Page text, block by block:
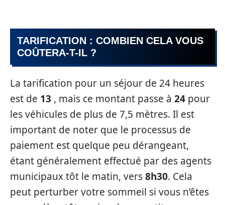
TARIFICATION : COMBIEN CELA VOUS
COÛTERA-T-IL ?
La tarification pour un séjour de 24 heures
est de 13 , mais ce montant passe à 24 pour
les véhicules de plus de 7,5 mètres. Il est
important de noter que le processus de
paiement est quelque peu dérangeant,
étant généralement effectué par des agents
municipaux tôt le matin, vers8h30. Cela
peut perturber votre sommeil si vous n’êtes